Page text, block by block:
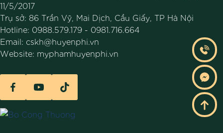
11/5/2017
Trụ sở: 86 Trần Vỹ, Mai Dịch, Cầu Giấy, TP Hà Nội
Hotline: 0988.579.179 - 0981.716.664
Email: cskh@huyenphi.vn
Website: myphamhuyenphi.vn